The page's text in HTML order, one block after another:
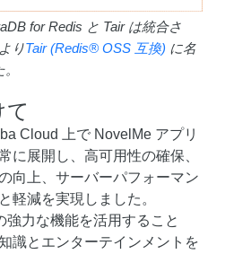
for Redis と Tair は統合さ
りTair (Redis® OSS 互換) に名
て
Cloud 上で NovelMe アプリ
に展開し、高可用性の確保、
向上、サーバーパフォーマン
軽減を実現しました。
強力な機能を活用すること
識とエンターテインメントを